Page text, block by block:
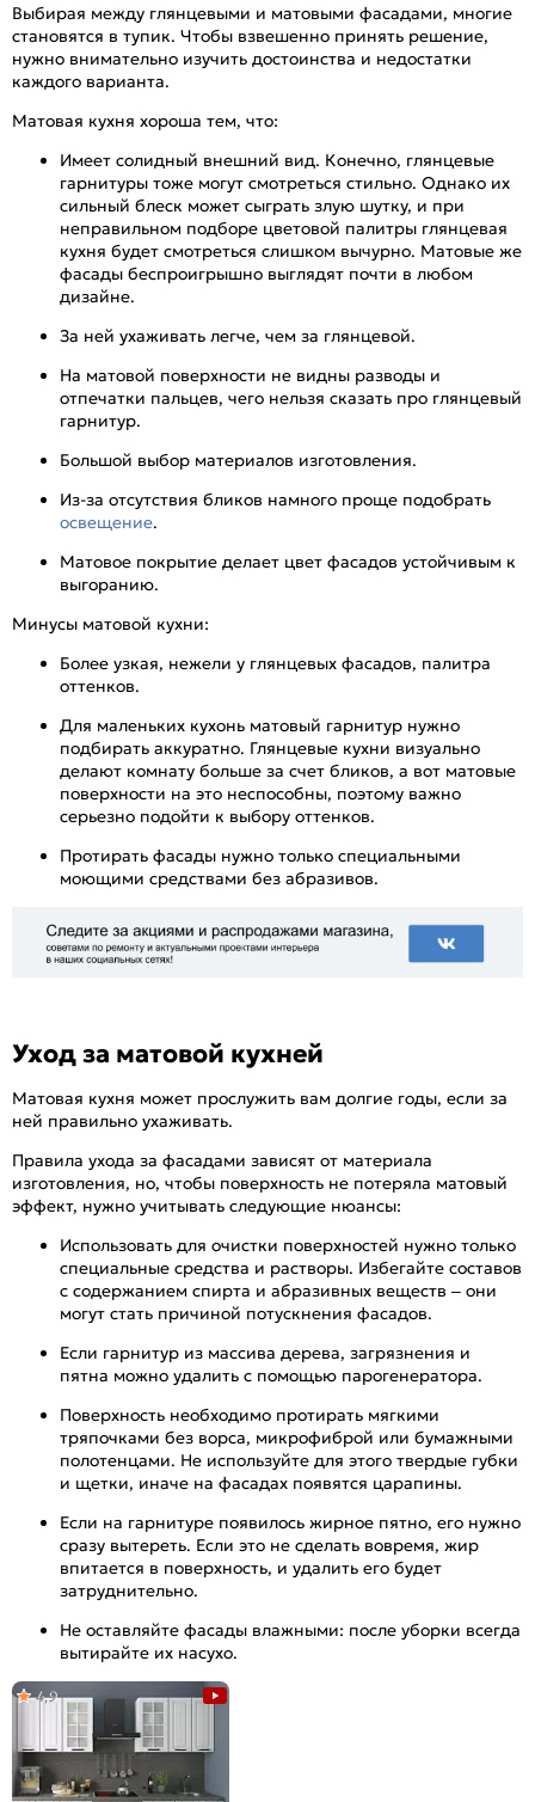
Выбирая между глянцевыми и матовыми фасадами, многие
становятся в тупик. Чтобы взвешенно принять решение,
нужно внимательно изучить достоинства и недостатки
каждого варианта.
Матовая кухня хороша тем, что:
Имеет солидный внешний вид. Конечно, глянцевые
гарнитуры тоже могут смотреться стильно. Однако их
сильный блеск может сыграть злую шутку, и при
неправильном подборе цветовой палитры глянцевая
кухня будет смотреться слишком вычурно. Матовые же
фасады беспроигрышно выглядят почти в любом
дизайне.
За ней ухаживать легче, чем за глянцевой.
На матовой поверхности не видны разводы и
отпечатки пальцев, чего нельзя сказать про глянцевый
гарнитур.
Большой выбор материалов изготовления.
Из-за отсутствия бликов намного проще подобрать
освещение.
Матовое покрытие делает цвет фасадов устойчивым к
выгоранию.
Минусы матовой кухни:
Более узкая, нежели у глянцевых фасадов, палитра
оттенков.
Для маленьких кухонь матовый гарнитур нужно
подбирать аккуратно. Глянцевые кухни визуально
делают комнату больше за счет бликов, а вот матовые
поверхности на это неспособны, поэтому важно
серьезно подойти к выбору оттенков.
Протирать фасады нужно только специальными
моющими средствами без абразивов.
Уход за матовой кухней
Матовая кухня может прослужить вам долгие годы, если за
ней правильно ухаживать.
Правила ухода за фасадами зависят от материала
изготовления, но, чтобы поверхность не потеряла матовый
эффект, нужно учитывать следующие нюансы:
Использовать для очистки поверхностей нужно только
специальные средства и растворы. Избегайте составов
с содержанием спирта и абразивных веществ – они
могут стать причиной потускнения фасадов.
Если гарнитур из массива дерева, загрязнения и
пятна можно удалить с помощью парогенератора.
Поверхность необходимо протирать мягкими
тряпочками без ворса, микрофиброй или бумажными
полотенцами. Не используйте для этого твердые губки
и щетки, иначе на фасадах появятся царапины.
Если на гарнитуре появилось жирное пятно, его нужно
сразу вытереть. Если это не сделать вовремя, жир
впитается в поверхность, и удалить его будет
затруднительно.
Не оставляйте фасады влажными: после уборки всегда
вытирайте их насухо.
4,9